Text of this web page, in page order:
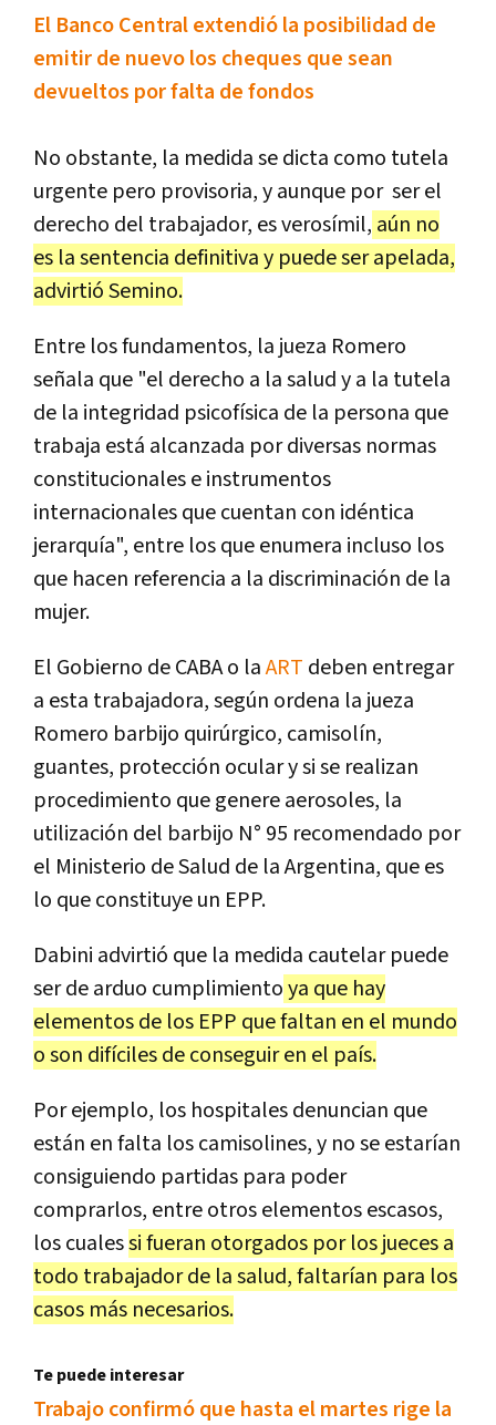
El Banco Central extendió la posibilidad de
emitir de nuevo los cheques que sean
devueltos por falta de fondos
No obstante, la medida se dicta como tutela
urgente pero provisoria, y aunque por ser el
derecho del trabajador, es verosímil, aún no
es la sentencia definitiva y puede ser apelada,
advirtió Semino.
Entre los fundamentos, la jueza Romero
señala que "el derecho a la salud y a la tutela
de la integridad psicofísica de la persona que
trabaja está alcanzada por diversas normas
constitucionales e instrumentos
internacionales que cuentan con idéntica
jerarquía", entre los que enumera incluso los
que hacen referencia a la discriminación de la
mujer.
El Gobierno de CABA o laART deben entregar
a esta trabajadora, según ordena la jueza
Romero barbijo quirúrgico, camisolín,
guantes, protección ocular y si se realizan
procedimiento que genere aerosoles, la
utilización del barbijo N° 95 recomendado por
el Ministerio de Salud de la Argentina, que es
lo que constituye un EPP.
Dabini advirtió que la medida cautelar puede
ser de arduo cumplimientoya que hay
elementos de los EPP que faltan en el mundo
o son difíciles de conseguir en el país.
Por ejemplo, los hospitales denuncian que
están en falta los camisolines, y no se estarían
consiguiendo partidas para poder
comprarlos, entre otros elementos escasos,
los cualessi fueran otorgados por los jueces a
todo trabajador de la salud, faltarían para los
casos más necesarios.
Te puede interesar
Trabajo confirmó que hasta el martes rige la